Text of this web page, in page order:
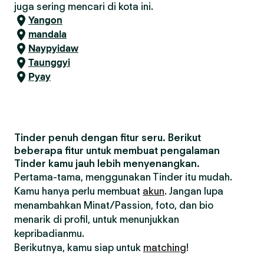
juga sering mencari di kota ini.
Yangon
mandala
Naypyidaw
Taunggyi
Pyay
Tinder penuh dengan fitur seru. Berikut
beberapa fitur untuk membuat pengalaman
Tinder kamu jauh lebih menyenangkan.
Pertama-tama, menggunakan Tinder itu mudah.
Kamu hanya perlu membuat akun. Jangan lupa
menambahkan Minat/Passion, foto, dan bio
menarik di profil, untuk menunjukkan
kepribadianmu.
Berikutnya, kamu siap untuk matching!